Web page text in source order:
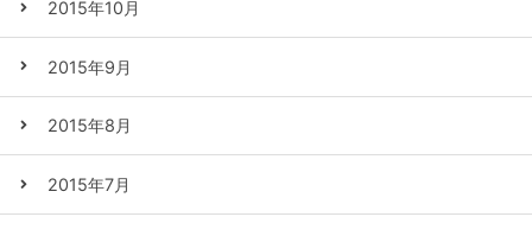
2015年10月
2015年9月
2015年8月
2015年7月